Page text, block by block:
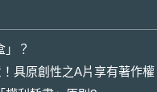
立「電子郵件服務提
同意監視使用者電子
違反監聽法之犯罪行
」？
具原創性之A片享有著作權